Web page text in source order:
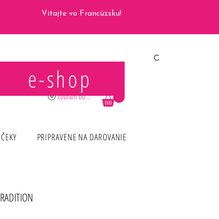
Zobraziť body
Vitajte vo Francúzsku!
e-shop
PRIPRAVENE NA DAROVANIE